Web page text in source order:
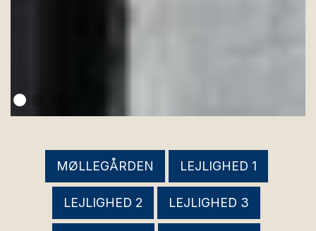
MØLLEGÅRDEN LEJLIGHED 1
LEJLIGHED 2 LEJLIGHED 3